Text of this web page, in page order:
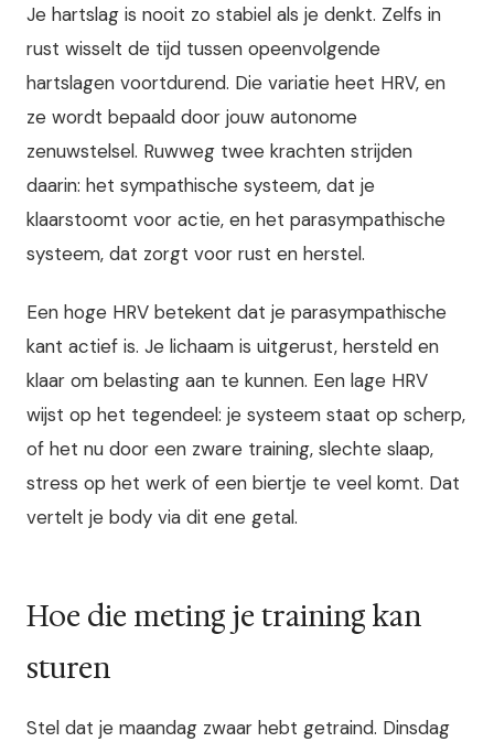
Je hartslag is nooit zo stabiel als je denkt. Zelfs in
rust wisselt de tijd tussen opeenvolgende
hartslagen voortdurend. Die variatie heet HRV, en
ze wordt bepaald door jouw autonome
zenuwstelsel. Ruwweg twee krachten strijden
daarin: het sympathische systeem, dat je
klaarstoomt voor actie, en het parasympathische
systeem, dat zorgt voor rust en herstel.
Een hoge HRV betekent dat je parasympathische
kant actief is. Je lichaam is uitgerust, hersteld en
klaar om belasting aan te kunnen. Een lage HRV
wijst op het tegendeel: je systeem staat op scherp,
of het nu door een zware training, slechte slaap,
stress op het werk of een biertje te veel komt. Dat
vertelt je body via dit ene getal.
Hoe die meting je training kan
sturen
Stel dat je maandag zwaar hebt getraind. Dinsdag